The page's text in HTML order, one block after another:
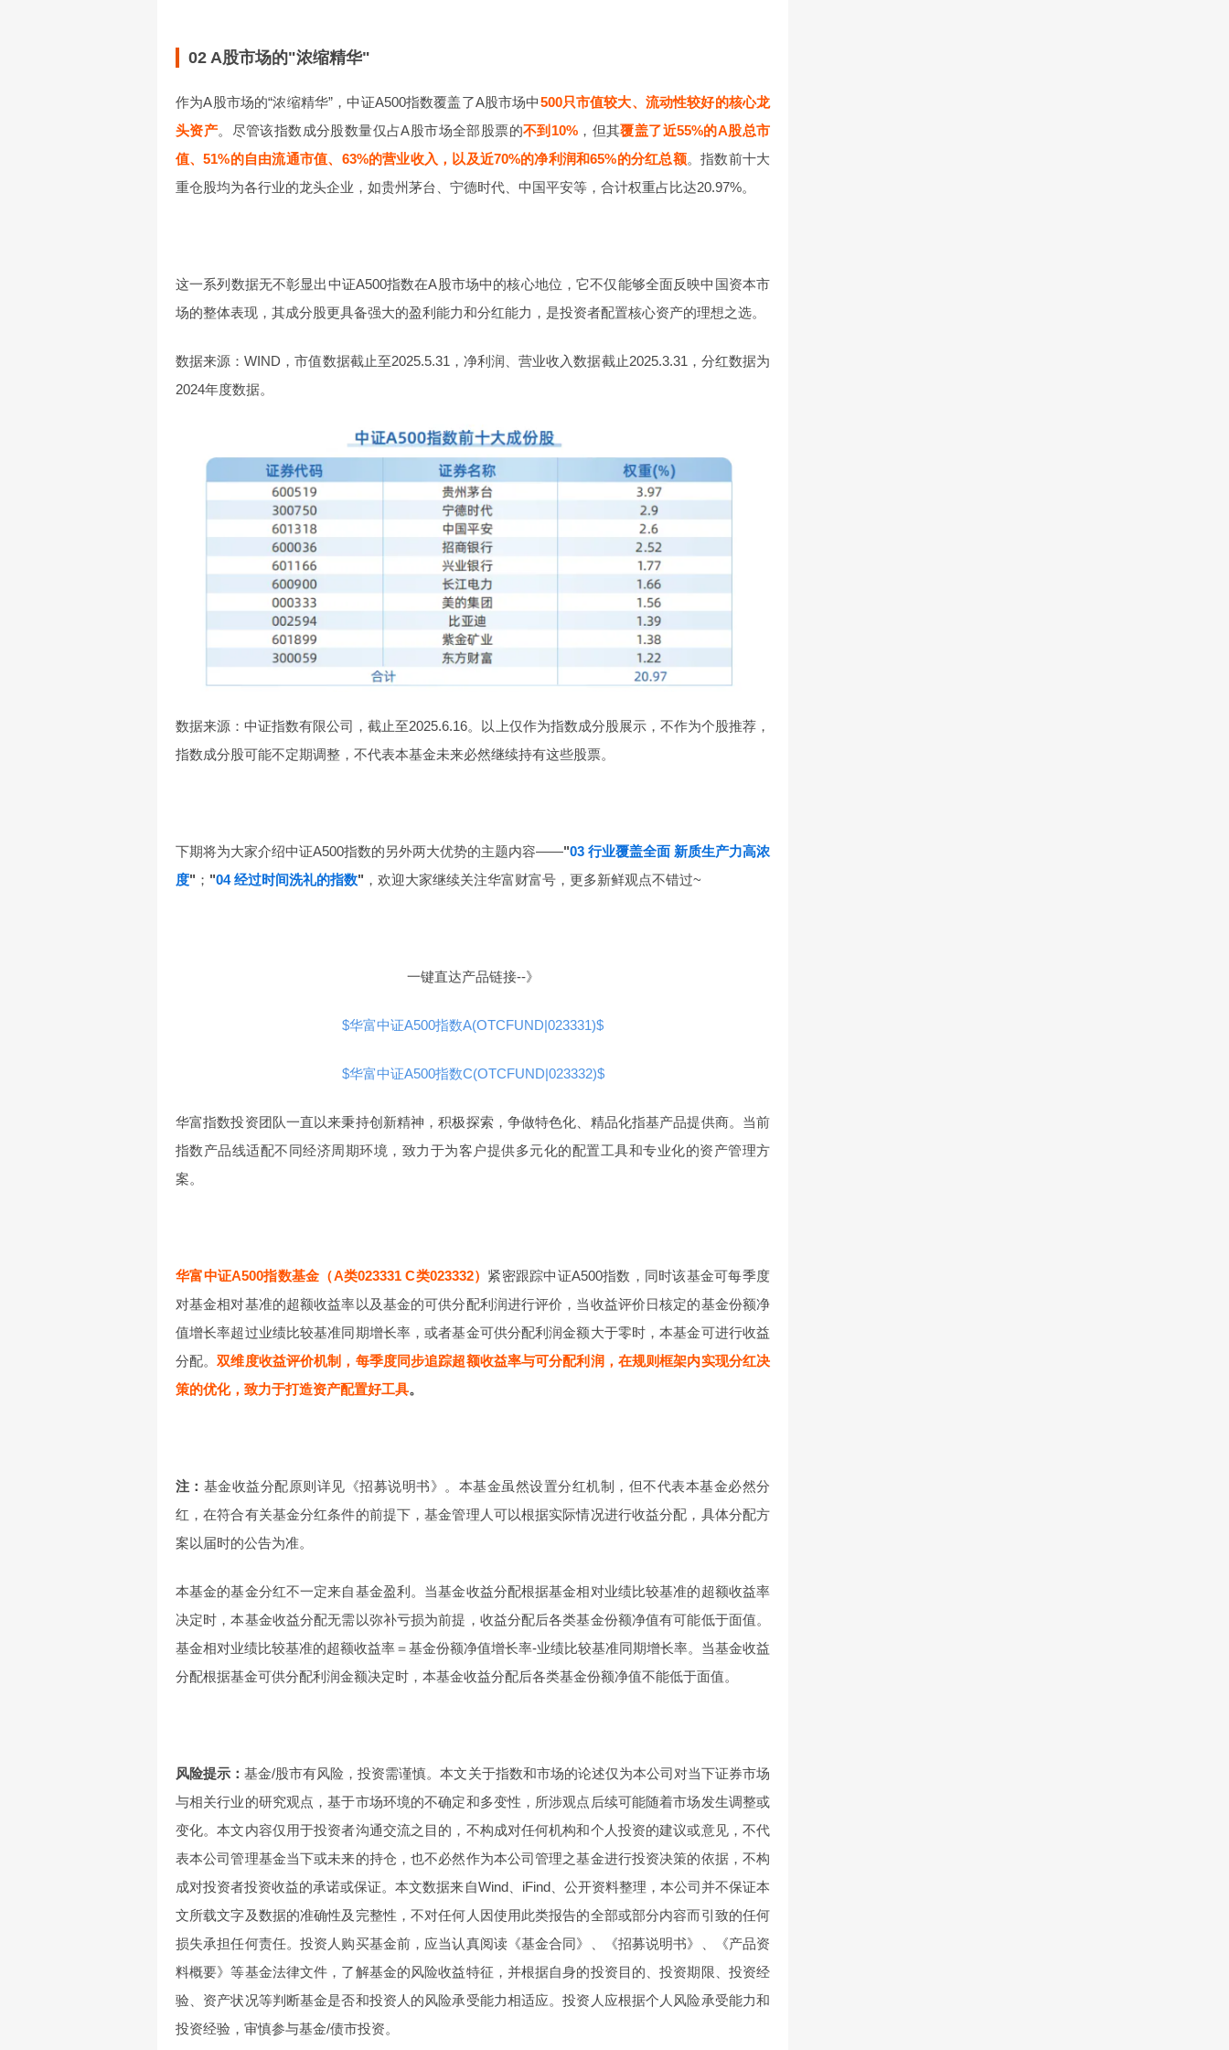
02 A股市场的"浓缩精华"
作为A股市场的“浓缩精华”，中证A500指数覆盖了A股市场中500只市值较大、流动性较好的核心龙
头资产。尽管该指数成分股数量仅占A股市场全部股票的不到10%，但其覆盖了近55%的A股总市
值、51%的自由流通市值、63%的营业收入，以及近70%的净利润和65%的分红总额。指数前十大
重仓股均为各行业的龙头企业，如贵州茅台、宁德时代、中国平安等，合计权重占比达20.97%。
这一系列数据无不彰显出中证A500指数在A股市场中的核心地位，它不仅能够全面反映中国资本市
场的整体表现，其成分股更具备强大的盈利能力和分红能力，是投资者配置核心资产的理想之选。
数据来源：WIND，市值数据截止至2025.5.31，净利润、营业收入数据截止2025.3.31，分红数据为
2024年度数据。
数据来源：中证指数有限公司，截止至2025.6.16。以上仅作为指数成分股展示，不作为个股推荐，
指数成分股可能不定期调整，不代表本基金未来必然继续持有这些股票。
下期将为大家介绍中证A500指数的另外两大优势的主题内容——"03 行业覆盖全面 新质生产力高浓
度" ； "04 经过时间洗礼的指数" ，欢迎大家继续关注华富财富号，更多新鲜观点不错过~
一键直达产品链接--》
$华富中证A500指数A(OTCFUND|023331)$
$华富中证A500指数C(OTCFUND|023332)$
华富指数投资团队一直以来秉持创新精神，积极探索，争做特色化、精品化指基产品提供商。当前
指数产品线适配不同经济周期环境，致力于为客户提供多元化的配置工具和专业化的资产管理方
案。
华富中证A500指数基金（A类023331 C类023332） 紧密跟踪中证A500指数，同时该基金可每季度
对基金相对基准的超额收益率以及基金的可供分配利润进行评价，当收益评价日核定的基金份额净
值增长率超过业绩比较基准同期增长率，或者基金可供分配利润金额大于零时，本基金可进行收益
分配。双维度收益评价机制，每季度同步追踪超额收益率与可分配利润，在规则框架内实现分红决
策的优化，致力于打造资产配置好工具。
注： 基金收益分配原则详见《招募说明书》。本基金虽然设置分红机制，但不代表本基金必然分
红，在符合有关基金分红条件的前提下，基金管理人可以根据实际情况进行收益分配，具体分配方
案以届时的公告为准。
本基金的基金分红不一定来自基金盈利。当基金收益分配根据基金相对业绩比较基准的超额收益率
决定时，本基金收益分配无需以弥补亏损为前提，收益分配后各类基金份额净值有可能低于面值。
基金相对业绩比较基准的超额收益率＝基金份额净值增长率-业绩比较基准同期增长率。当基金收益
分配根据基金可供分配利润金额决定时，本基金收益分配后各类基金份额净值不能低于面值。
风险提示：基金/股市有风险，投资需谨慎。本文关于指数和市场的论述仅为本公司对当下证券市场
与相关行业的研究观点，基于市场环境的不确定和多变性，所涉观点后续可能随着市场发生调整或
变化。本文内容仅用于投资者沟通交流之目的，不构成对任何机构和个人投资的建议或意见，不代
表本公司管理基金当下或未来的持仓，也不必然作为本公司管理之基金进行投资决策的依据，不构
成对投资者投资收益的承诺或保证。本文数据来自Wind、iFind、公开资料整理，本公司并不保证本
文所载文字及数据的准确性及完整性，不对任何人因使用此类报告的全部或部分内容而引致的任何
损失承担任何责任。投资人购买基金前，应当认真阅读《基金合同》、《招募说明书》、《产品资
料概要》等基金法律文件，了解基金的风险收益特征，并根据自身的投资目的、投资期限、投资经
验、资产状况等判断基金是否和投资人的风险承受能力相适应。投资人应根据个人风险承受能力和
投资经验，审慎参与基金/债市投资。